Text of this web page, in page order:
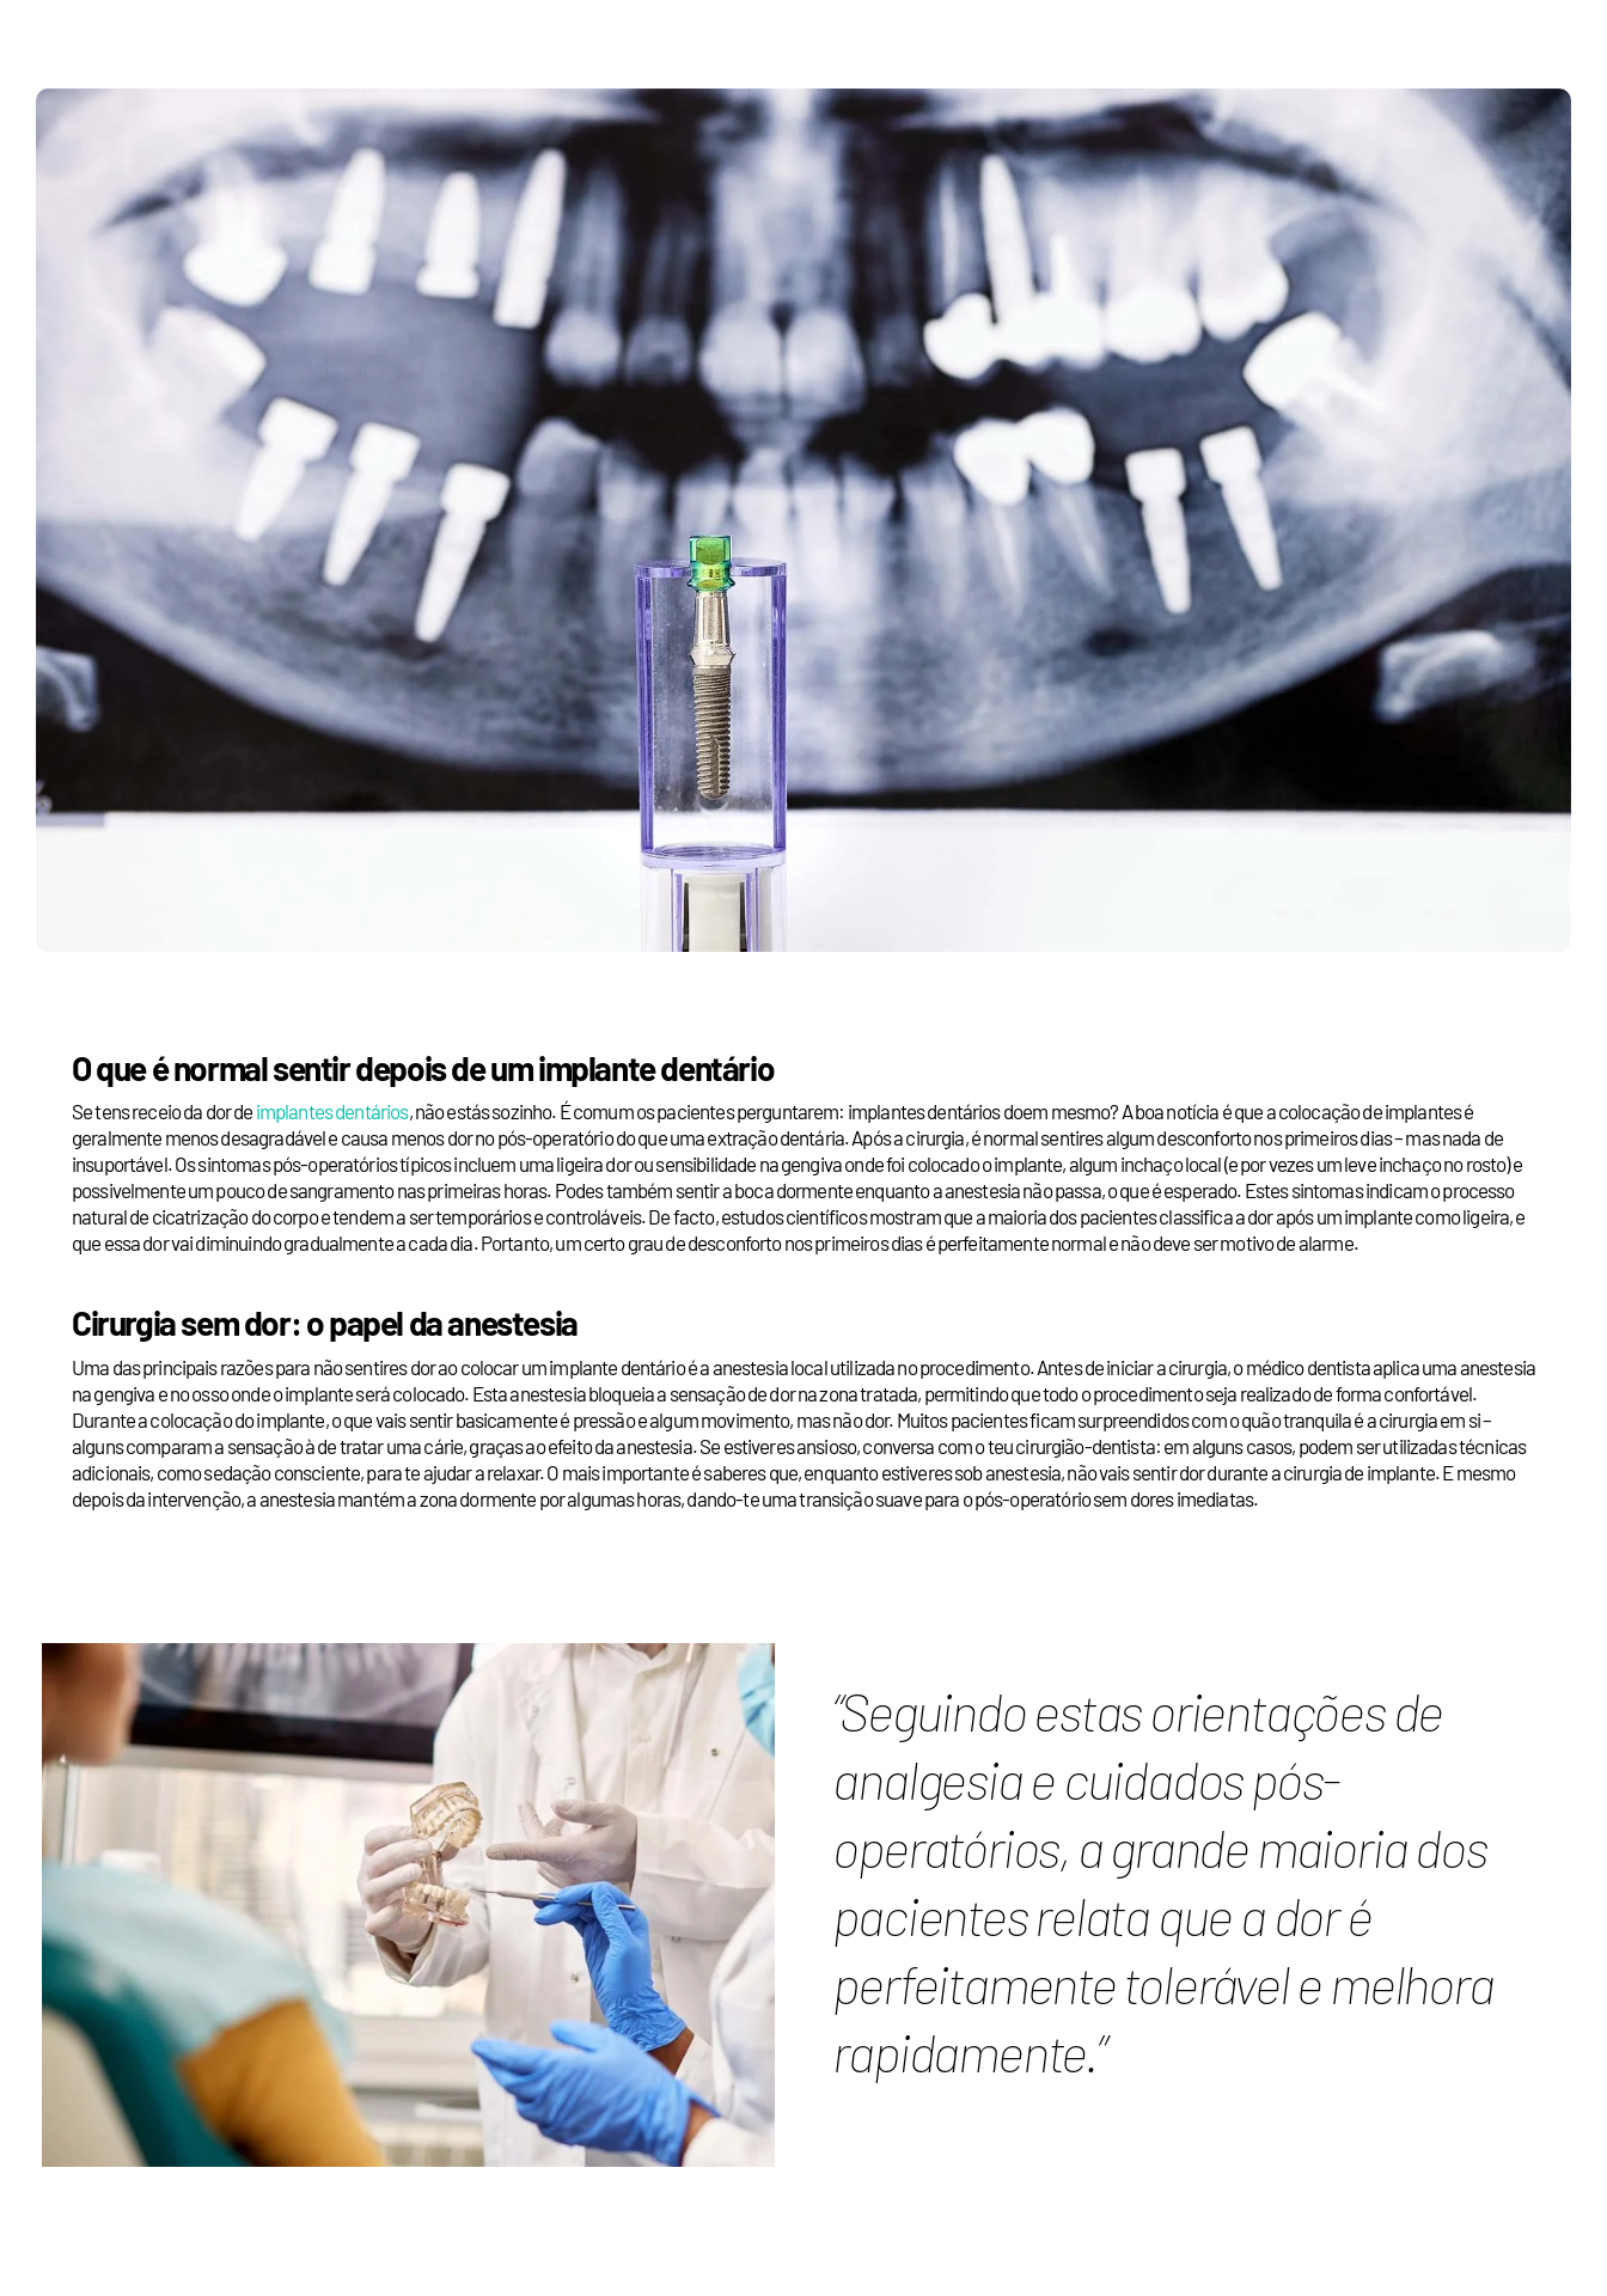
O que é normal sentir depois de um implante dentário
Se tens receio da dor de implantes dentários, não estás sozinho. É comum os pacientes perguntarem: implantes dentários doem mesmo? A boa notícia é que a colocação de implantes é
geralmente menos desagradável e causa menos dor no pós-operatório do que uma extração dentária. Após a cirurgia, é normal sentires algum desconforto nos primeiros dias – mas nada de
insuportável. Os sintomas pós-operatórios típicos incluem uma ligeira dor ou sensibilidade na gengiva onde foi colocado o implante, algum inchaço local (e por vezes um leve inchaço no rosto) e
possivelmente um pouco de sangramento nas primeiras horas. Podes também sentir a boca dormente enquanto a anestesia não passa, o que é esperado. Estes sintomas indicam o processo
natural de cicatrização do corpo e tendem a ser temporários e controláveis. De facto, estudos científicos mostram que a maioria dos pacientes classifica a dor após um implante como ligeira, e
que essa dor vai diminuindo gradualmente a cada dia. Portanto, um certo grau de desconforto nos primeiros dias é perfeitamente normal e não deve ser motivo de alarme.
Cirurgia sem dor: o papel da anestesia
Uma das principais razões para não sentires dor ao colocar um implante dentário é a anestesia local utilizada no procedimento. Antes de iniciar a cirurgia, o médico dentista aplica uma anestesia
na gengiva e no osso onde o implante será colocado. Esta anestesia bloqueia a sensação de dor na zona tratada, permitindo que todo o procedimento seja realizado de forma confortável.
Durante a colocação do implante, o que vais sentir basicamente é pressão e algum movimento, mas não dor. Muitos pacientes ficam surpreendidos com o quão tranquila é a cirurgia em si –
alguns comparam a sensação à de tratar uma cárie, graças ao efeito da anestesia. Se estiveres ansioso, conversa com o teu cirurgião-dentista: em alguns casos, podem ser utilizadas técnicas
adicionais, como sedação consciente, para te ajudar a relaxar. O mais importante é saberes que, enquanto estiveres sob anestesia, não vais sentir dor durante a cirurgia de implante. E mesmo
depois da intervenção, a anestesia mantém a zona dormente por algumas horas, dando-te uma transição suave para o pós-operatório sem dores imediatas.
“Seguindo estas orientações de
analgesia e cuidados pós-
operatórios, a grande maioria dos
pacientes relata que a dor é
perfeitamente tolerável e melhora
rapidamente.”